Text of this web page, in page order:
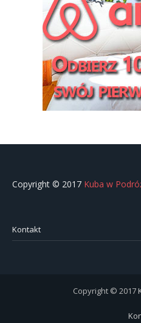
Copyright © 2017 Kuba w
Kontakt
Copyright © 2017